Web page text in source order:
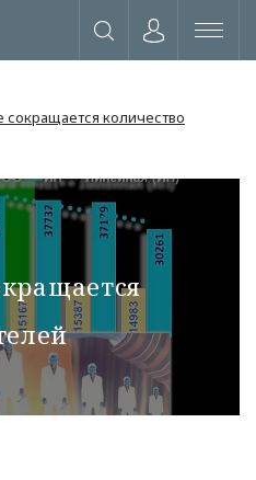
сокращается количество